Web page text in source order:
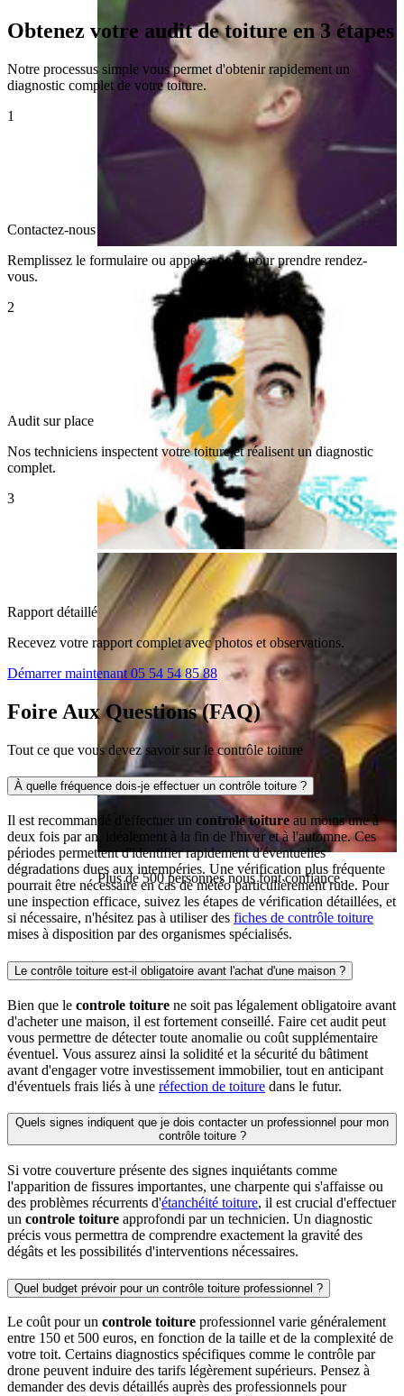
Plus de 500 personnes nous font confiance.
Obtenez votre audit de toiture en 3 étapes
Notre processus simple vous permet d'obtenir rapidement un
diagnostic complet de votre toiture.
1
Contactez-nous
Remplissez le formulaire ou appelez-nous pour prendre rendez-
vous.
2
Audit sur place
Nos techniciens inspectent votre toiture et réalisent un diagnostic
complet.
3
Rapport détaillé
Recevez votre rapport complet avec photos et observations.
Démarrer maintenant 05 54 54 85 88
Foire Aux Questions (FAQ)
Tout ce que vous devez savoir sur le contrôle toiture
À quelle fréquence dois-je effectuer un contrôle toiture ?
Il est recommandé d'effectuer un controle toiture au moins une à
deux fois par an, idéalement à la fin de l'hiver et à l'automne. Ces
périodes permettent d'identifier rapidement d'éventuelles
dégradations dues aux intempéries. Une vérification plus fréquente
pourrait être nécessaire en cas de météo particulièrement rude. Pour
une inspection efficace, suivez les étapes de vérification détaillées, et
si nécessaire, n'hésitez pas à utiliser des fiches de contrôle toiture
mises à disposition par des organismes spécialisés.
Le contrôle toiture est-il obligatoire avant l'achat d'une maison ?
Bien que le controle toiture ne soit pas légalement obligatoire avant
d'acheter une maison, il est fortement conseillé. Faire cet audit peut
vous permettre de détecter toute anomalie ou coût supplémentaire
éventuel. Vous assurez ainsi la solidité et la sécurité du bâtiment
avant d'engager votre investissement immobilier, tout en anticipant
d'éventuels frais liés à une réfection de toiture dans le futur.
Quels signes indiquent que je dois contacter un professionnel pour mon
contrôle toiture ?
Si votre couverture présente des signes inquiétants comme
l'apparition de fissures importantes, une charpente qui s'affaisse ou
des problèmes récurrents d'étanchéité toiture, il est crucial d'effectuer
un controle toiture approfondi par un technicien. Un diagnostic
précis vous permettra de comprendre exactement la gravité des
dégâts et les possibilités d'interventions nécessaires.
Quel budget prévoir pour un contrôle toiture professionnel ?
Le coût pour un controle toiture professionnel varie généralement
entre 150 et 500 euros, en fonction de la taille et de la complexité de
votre toit. Certains diagnostics spécifiques comme le contrôle par
drone peuvent induire des tarifs légèrement supérieurs. Pensez à
demander des devis détaillés auprès des professionnels pour